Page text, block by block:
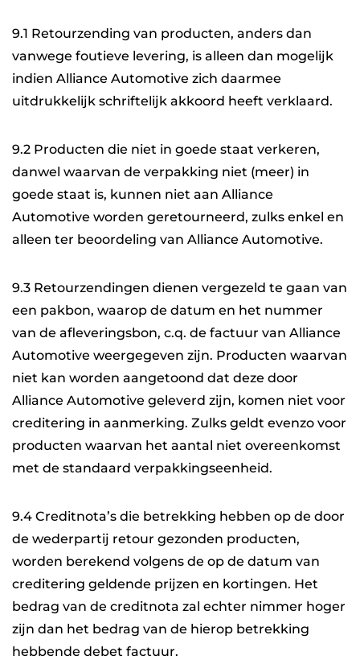
9.1 Retourzending van producten, anders dan
vanwege foutieve levering, is alleen dan mogelijk
indien Alliance Automotive zich daarmee
uitdrukkelijk schriftelijk akkoord heeft verklaard.
9.2 Producten die niet in goede staat verkeren,
danwel waarvan de verpakking niet (meer) in
goede staat is, kunnen niet aan Alliance
Automotive worden geretourneerd, zulks enkel en
alleen ter beoordeling van Alliance Automotive.
9.3 Retourzendingen dienen vergezeld te gaan van
een pakbon, waarop de datum en het nummer
van de afleveringsbon, c.q. de factuur van Alliance
Automotive weergegeven zijn. Producten waarvan
niet kan worden aangetoond dat deze door
Alliance Automotive geleverd zijn, komen niet voor
creditering in aanmerking. Zulks geldt evenzo voor
producten waarvan het aantal niet overeenkomst
met de standaard verpakkingseenheid.
9.4 Creditnota’s die betrekking hebben op de door
de wederpartij retour gezonden producten,
worden berekend volgens de op de datum van
creditering geldende prijzen en kortingen. Het
bedrag van de creditnota zal echter nimmer hoger
zijn dan het bedrag van de hierop betrekking
hebbende debet factuur.